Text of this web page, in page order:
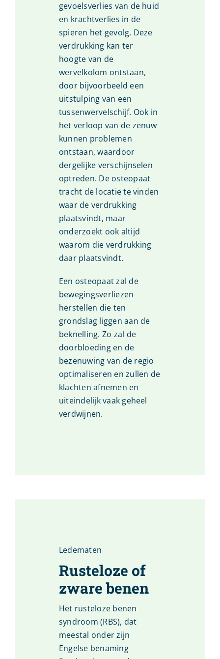
gevoelsverlies van de huid
en krachtverlies in de
spieren het gevolg. Deze
verdrukking kan ter
hoogte van de
wervelkolom ontstaan,
door bijvoorbeeld een
uitstulping van een
tussenwervelschijf. Ook in
het verloop van de zenuw
kunnen problemen
ontstaan, waardoor
dergelijke verschijnselen
optreden. De osteopaat
tracht de locatie te vinden
waar de verdrukking
plaatsvindt, maar
onderzoekt ook altijd
waarom die verdrukking
daar plaatsvindt.
Een osteopaat zal de
bewegingsverliezen
herstellen die ten
grondslag liggen aan de
beknelling. Zo zal de
doorbloeding en de
bezenuwing van de regio
optimaliseren en zullen de
klachten afnemen en
uiteindelijk vaak geheel
verdwijnen.
Ledematen
Rusteloze of
zware benen
Het rusteloze benen
syndroom (RBS), dat
meestal onder zijn
Engelse benaming